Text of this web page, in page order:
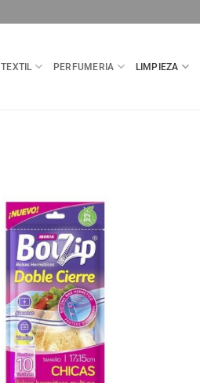
TEXTIL PERFUMERIA LIMPIEZA